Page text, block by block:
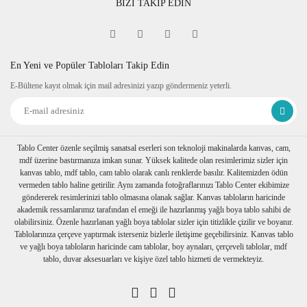
BİZİ TAKİP EDİN
En Yeni ve Popüler Tabloları Takip Edin
E-Bültene kayıt olmak için mail adresinizi yazıp göndermeniz yeterli.
Tablo Center özenle seçilmiş sanatsal eserleri son teknoloji makinalarda kanvas, cam,
mdf üzerine bastırmanıza imkan sunar. Yüksek kalitede olan resimlerimiz sizler için
kanvas tablo, mdf tablo, cam tablo olarak canlı renklerde basılır. Kalitemizden ödün
vermeden tablo haline getirilir. Aynı zamanda fotoğraflarınızı Tablo Center ekibimize
göndererek resimlerinizi tablo olmasına olanak sağlar. Kanvas tabloların haricinde
akademik ressamlarımız tarafından el emeği ile hazırlanmış yağlı boya tablo sahibi de
olabilirsiniz. Özenle hazırlanan yağlı boya tablolar sizler için titizlikle çizilir ve boyanır.
Tablolarınıza çerçeve yaptırmak isterseniz bizlerle iletişime geçebilirsiniz. Kanvas tablo
ve yağlı boya tabloların haricinde cam tablolar, boy aynaları, çerçeveli tablolar, mdf
tablo, duvar aksesuarları ve kişiye özel tablo hizmeti de vermekteyiz.